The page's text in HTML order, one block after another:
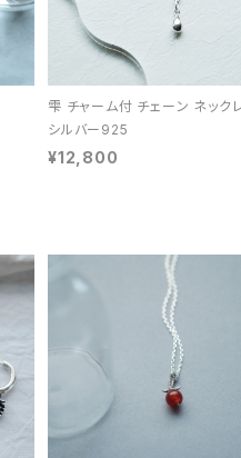
雫 チャーム付 チェーン ネック
シルバー925
¥12,800